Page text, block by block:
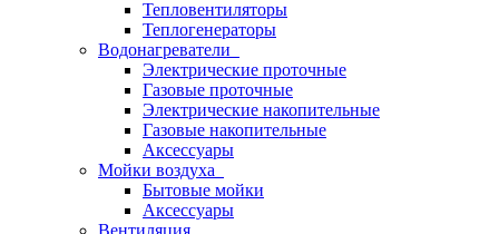
Тепловентиляторы
Теплогенераторы
Водонагреватели
Электрические проточные
Газовые проточные
Электрические накопительные
Газовые накопительные
Аксессуары
Мойки воздуха
Бытовые мойки
Аксессуары
Вентиляция